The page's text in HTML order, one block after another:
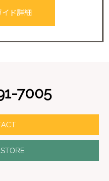
イド詳細
7005